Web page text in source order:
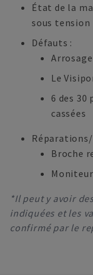
État de la
sous tension
Défauts :
Le
6 des
cassées
Broche
*Il peut y avoir
indiquées et les
confirmé par le